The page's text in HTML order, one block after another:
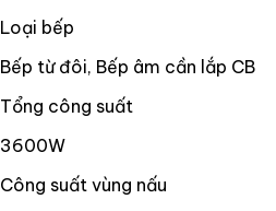
Loại bếp
Bếp từ đôi, Bếp âm cần lắp CB
Tổng công suất
3600W
Công suất vùng nấu